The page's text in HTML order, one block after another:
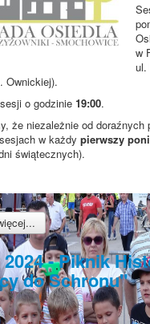
w
ul.
Ownickiej).
o godzinie 19:00.
że niezależnie od doraźnych
w każdy pierwszy
świątecznych).
- Piknik
do Schronu"